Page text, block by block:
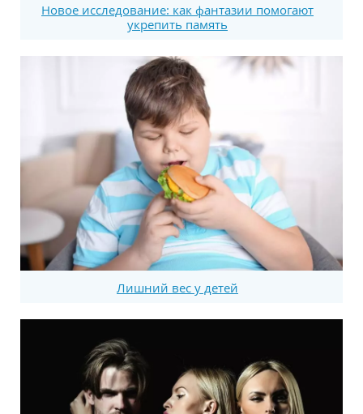
Новое исследование: как фантазии помогают
укрепить память
Лишний вес у детей